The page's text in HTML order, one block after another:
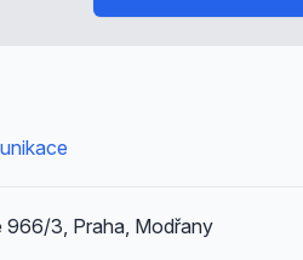
966/3, Praha, Modřany